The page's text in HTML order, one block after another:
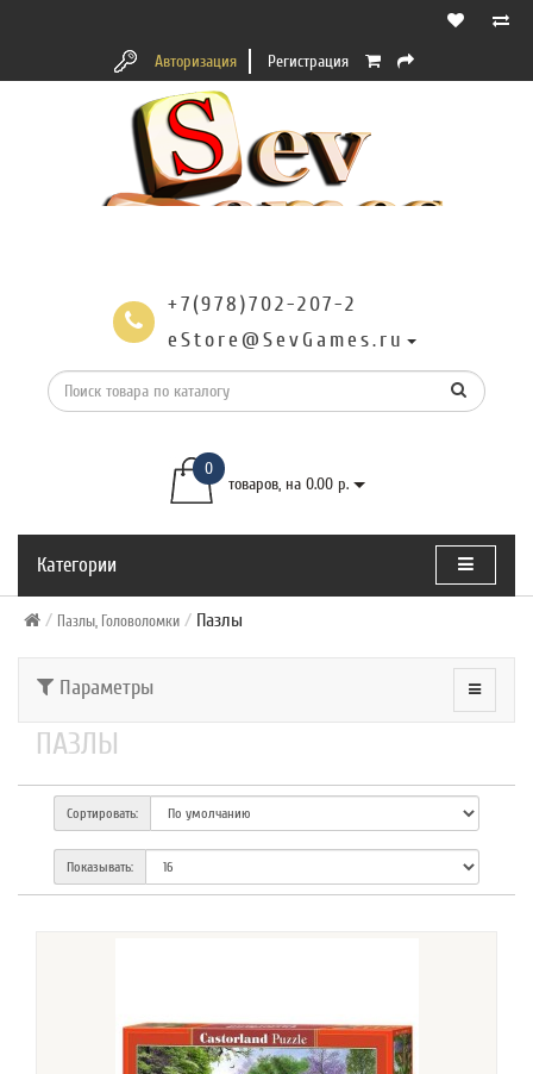
Авторизация Регистрация
+7(978)702-207-2
eStore@SevGames.ru
0
товаров, на 0.00 р.
Категории
Пазлы, Головоломки Пазлы
Параметры
ПАЗЛЫ
Сортировать:
Показывать: